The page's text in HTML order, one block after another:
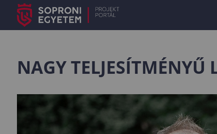
NAGY TELJESÍTMÉNYŰ